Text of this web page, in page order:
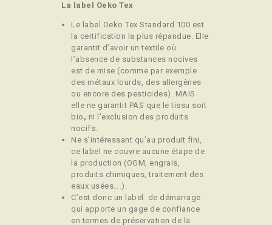
La label Oeko Tex
Le label Oeko Tex Standard 100 est
la certification la plus répandue. Elle
garantit d’avoir un textile où
l’absence de substances nocives
est de mise (comme par exemple
des métaux lourds, des allergènes
ou encore des pesticides). MAIS
elle ne garantit PAS que le tissu soit
bio , ni l’exclusion des produits
nocifs.
Ne s’intéressant qu’au produit fini,
ce label ne couvre aucune étape de
la production (OGM, engrais,
produits chimiques, traitement des
eaux usées….).
C’est donc un label de démarrage
qui apporte un gage de confiance
en termes de préservation de la